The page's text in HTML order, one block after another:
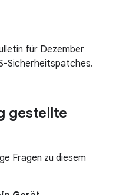
für Dezember
Sicherheitspatches.
gestellte
Fragen zu diesem